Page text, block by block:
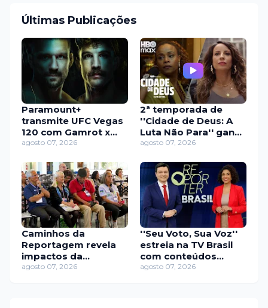
Últimas Publicações
Paramount+
transmite UFC Vegas
120 com Gamrot x
Salkilld e dez
agosto 07, 2026
2ª temporada de
''Cidade de Deus: A
Luta Não Para'' ganha
primeiro teaser; veja
agosto 07, 2026
Caminhos da
Reportagem revela
impactos da
desigualdade na vida
agosto 07, 2026
''Seu Voto, Sua Voz''
estreia na TV Brasil
com conteúdos
sobre eleições e
agosto 07, 2026